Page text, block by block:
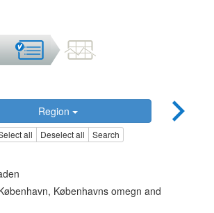
Region
all Deselect all Search
Københavns omegn and